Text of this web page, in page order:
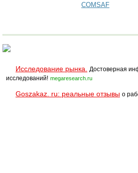
COMSAF
Исследование рынка.
Достоверная
исследований! megaresearch.ru
Goszakaz. ru: реальные отзывы о